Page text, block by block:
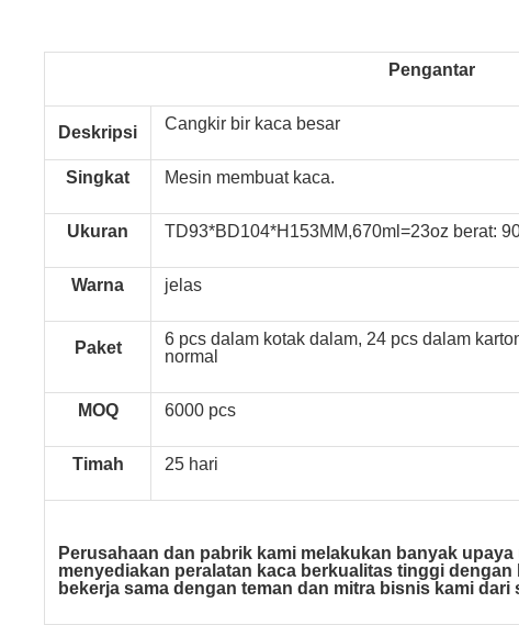
Pengantar
Deskripsi Cangkir bir kaca besar
Singkat Mesin membuat kaca.
Ukuran TD93*BD104*H153MM,670ml=23oz berat:
Warna jelas
Paket
6 pcs dalam kotak dalam, 24 pcs dalam
normal
MOQ 6000 pcs
Timah 25 hari
Perusahaan dan pabrik kami melakukan banyak
menyediakan peralatan kaca berkualitas tinggi
bekerja sama dengan teman dan mitra bisnis kami dari